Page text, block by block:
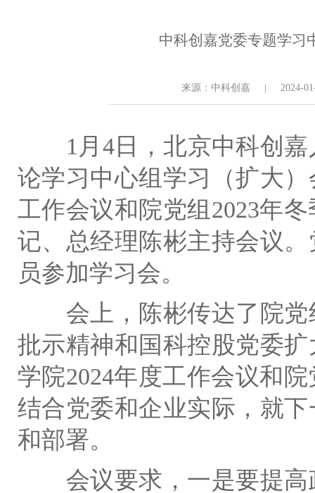
中科创嘉党委专题学习
来源：中科创嘉 2024-
1 月 4日，北京中科创
论学习中心组学习（扩大
工作会议和院党组 2023年冬
记、总经理陈彬主持会议
员参加学习会。
会上，陈彬传达了院
批示精神和国科控股党委
学院2024年度工作会议和院
结合党委和企业实际，就
和部署。
会议要求，一是要提